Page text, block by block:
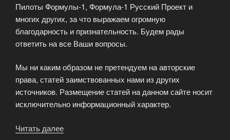
Пилоты Формулы-1, Формула-1 Русский Проект и
многих других, за что выражаем огромную
благодарность и признательность. Будем рады
ответить на все Ваши вопросы.
Мы ни каким образом не претендуем на авторские
права, статей заимствованных нами из других
источников. Размещение статей на данном сайте носит
исключительно информационный характер.
Читать далее